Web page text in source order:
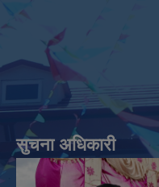
सुचना अधिकारी